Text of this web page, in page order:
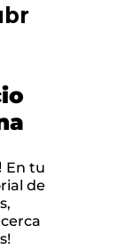
En tu
de